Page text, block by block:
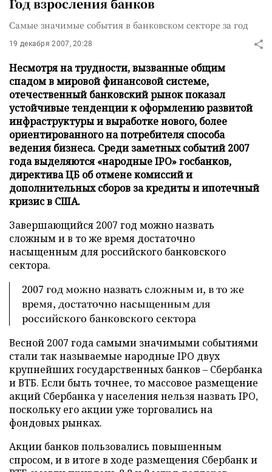
Год взросления банков
Самые значимые события в банковском секторе за год
19 декабря 2007, 20:28
Несмотря на трудности, вызванные общим
спадом в мировой финансовой системе,
отечественный банковский рынок показал
устойчивые тенденции к оформлению развитой
инфраструктуры и выработке нового, более
ориентированного на потребителя способа
ведения бизнеса. Среди заметных событий 2007
года выделяются «народные IPO» госбанков,
директива ЦБ об отмене комиссий и
дополнительных сборов за кредиты и ипотечный
кризис в США.
Завершающийся 2007 год можно назвать
сложным и в то же время достаточно
насыщенным для российского банковского
сектора.
2007 год можно назвать сложным и, в то же
время, достаточно насыщенным для
российского банковского сектора
Весной 2007 года самыми значимыми событиями
стали так называемые народные IPO двух
крупнейших государственных банков – Сбербанка
и ВТБ. Если быть точнее, то массовое размещение
акций Сбербанка у населения нельзя назвать IPO,
поскольку его акции уже торговались на
фондовых рынках.
Акции банков пользовались повышенным
спросом, и в итоге в ходе размещения Сбербанк и